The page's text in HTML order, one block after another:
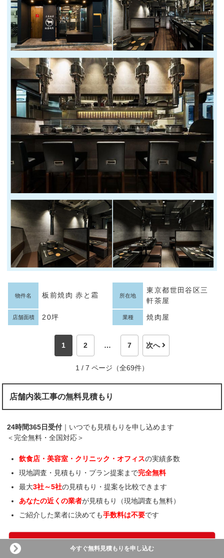
物件名 板前焼肉 赤と霜 所在地
東京都世田谷区三
軒茶屋
店舗面積 20坪 業種 焼肉屋
1 2 … 7 次へ
1 / 7 ページ（全69件）
店舗内装工事の無料見積もり
24時間365日受付 ｜いつでも見積もりを申し込めます
＜完全無料・全国対応＞
飲食店・美容室・クリニック・オフィスの実績多数
現地調査・見積もり・プラン提案まで完全無料
最大3社～5社の見積もり・提案を比較できます
あなたの近くの業者が見積もり（現地調査も無料）
ご紹介した業者に決めても手数料は不要です
今すぐ無料見積もりを申し込む